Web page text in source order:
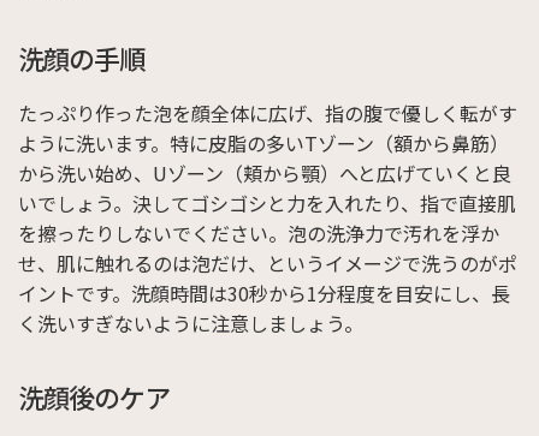
洗顔の手順
たっぷり作った泡を顔全体に広げ、指の腹で優しく転がす
ように洗います。特に皮脂の多いTゾーン（額から鼻筋）
から洗い始め、Uゾーン（頬から顎）へと広げていくと良
いでしょう。決してゴシゴシと力を入れたり、指で直接肌
を擦ったりしないでください。泡の洗浄力で汚れを浮か
せ、肌に触れるのは泡だけ、というイメージで洗うのがポ
イントです。洗顔時間は30秒から1分程度を目安にし、長
く洗いすぎないように注意しましょう。
洗顔後のケア